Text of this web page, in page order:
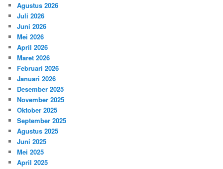
Agustus 2026
Juli 2026
Juni 2026
Mei 2026
April 2026
Maret 2026
Februari 2026
Januari 2026
Desember 2025
November 2025
Oktober 2025
September 2025
Agustus 2025
Juni 2025
Mei 2025
April 2025